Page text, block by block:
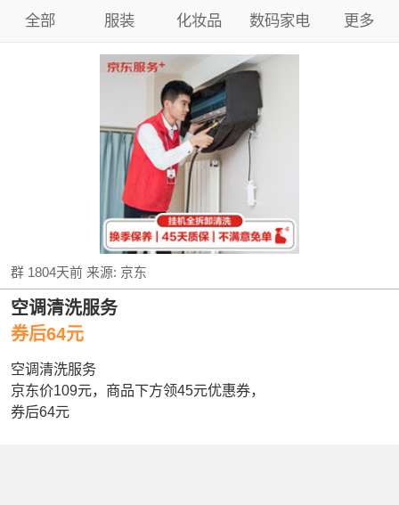
全部 服装 化妆品 数码家电 更多
群 1804天前来源: 京东
空调清洗服务
券后64元
空调清洗服务
京东价109元，商品下方领45元优惠券，
券后64元